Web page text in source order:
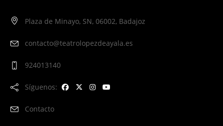
Plaza de Minayo, SN, 06002, Badajoz
contacto@teatrolopezdeayala.es
924013140
Síguenos:
Contacto